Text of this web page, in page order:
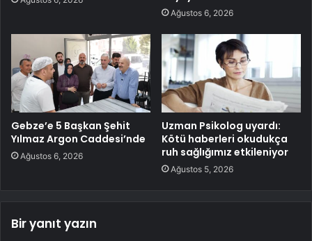
Ağustos 6, 2026
Gebze’e 5 Başkan Şehit
Yılmaz Argon Caddesi’nde
Ağustos 6, 2026
Uzman Psikolog uyardı:
Kötü haberleri okudukça
ruh sağlığımız etkileniyor
Ağustos 5, 2026
Bir yanıt yazın